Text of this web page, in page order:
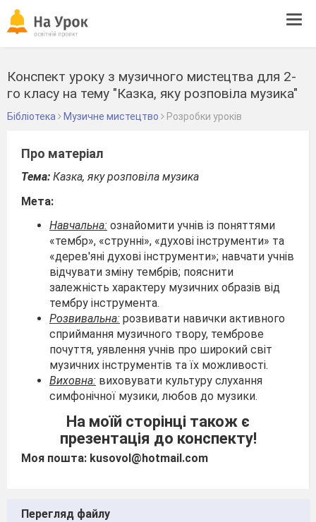
Конспект уроку з музичного мистецтва для 2-
го класу на тему "Казка, яку розповіла музика"
Бібліотека Музичне мистецтво Розробки уроків
Про матеріал
Тема: Казка, яку розповіла музика
Мета:
Навчальна: ознайомити учнів із поняттями
«тембр», «струнні», «духові інструменти» та
«дерев'яні духові інструменти»; навчати учнів
відчувати зміну тембрів; пояснити
залежність характеру музичних образів від
тембру інструмента.
Розвивальна: розвивати навички активного
сприймання музичного твору, темброве
почуття, уявлення учнів про широкий світ
музичних інструментів та їх можливості.
Виховна: виховувати культуру слухання
симфонічної музики, любов до музики.
На моїй сторінці також є
презентація до конспекту!
Моя пошта: kusovol@hotmail.com
Перегляд файлу